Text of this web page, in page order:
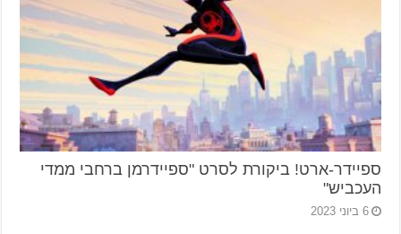
ספיידר-ארט! ביקורת לסרט "ספיידרמן ברחבי ממדי
העכביש"
6 ביוני 2023